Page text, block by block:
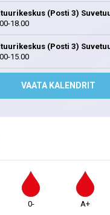
(Posti 3)
18.00
(Posti 3)
15.00
VAATA KALENDRIT
0- A+